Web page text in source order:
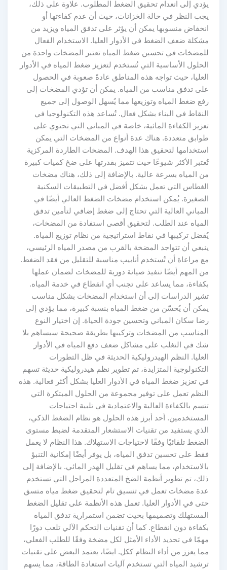
يؤدي إلى انعدام تحقيق الضغط المطلوب. علاوة على ذلك،
يجب النظر في حالة الخزانات، حيث أن عدم كفاءتها أو
انخفاض منسوبها يمكن أن يؤثر على تدفق المياه ويزيد من
مشكلة ضعف الضغط في الأدوار العليا. الاستخدام الفعال
للمضخات في تحسين ضغط المياه تعتبر المضخات واحدة من
الحلول الأساسية التي تُستخدم لتعزيز ضغط المياه في الأدوار
العليا، حيث تواجه هذه المناطق عادةً صعوبة في الحصول
على تدفق مناسب من المياه. يمكن أن تؤدي المضخات إلى
رفع ضغط المياه وتوزيعها مما يُسهل الوصول إلى جميع
النقاط في البناء بشكل فعال. تُساعد هذه التكنولوجيا في
تعزيز الكفاءة المائية، خاصة في المباني التي تحتوي على
طوابق متعددة. هناك عدة أنواع من المضخات التي يمكن
استخدامها لتحقيق هذا الهدف. المضخات الطاردة المركزية
تُعتبر الأكثر شيوعًا حيث تتميز بقدرتها على ضخ كميات كبيرة
من المياه بسرعة عالية. بالإضافة إلى ذلك، هناك مضخات
الغطاس التي تعمل بشكل أفضل في التطبيقات السكنية
الصغيرة. يُمكن استخدام مضخات الضغط العالي أيضًا في
المباني العالية التي تحتاج إلى ضغط إضافي لتأمين تدفق
المياه عند الطلب. لتحقيق أقصى استفادة من المضخات،
يُفضل تركيبها في نقاط استراتيجية من نظام توزيع المياه.
ينبغي أن تتواجد المضخة بالقرب من مصدر المياه الرئيسي،
مع مراعاة أن تُستخدم أنابيب مناسبة للتقليل من فقد الضغط.
من المهم أيضًا تنفيذ صيانة دورية للمضخات لضمان عملها
بكفاءة، مما يساعد على تجنب أي انقطاع في خدمة المياه.
تشير الدراسات إلى أن استخدام المضخات بشكل مناسب
يمكن أن يُحسّن من ضغط المياه بنسبة كبيرة، مما يؤدي إلى
رضا سكان المباني وتحسين جودة الحياة. إن اختيار النوع
المناسب من المضخات وتركيبها بطريقة صحيحة سيساهم بلا
شك في التغلب على مشاكل ضعف دفع المياه في الأدوار
العليا. النظم الهيدروليكية الحديثة في ظل التطورات
التكنولوجية المتزايدة، تم تطوير نظم هيدروليكية حديثة تسهم
في تعزيز ضغط المياه في الأدوار العليا بشكل أكثر فعالية. هذه
النظم تعمل على توفير مجموعة من الحلول المبتكرة التي
تتسم بالكفاءة العالية والاعتمادية في تلبية احتياجات
المستخدمين. أحد أبرز هذه الحلول هو نظام الضغط الذكي،
الذي يستفيد من تقنيات الاستشعار المتقدمة لضبط مستوى
الضغط تلقائيًا وفقًا لاحتياجات الاستهلاك. هذا النظام لا يعمل
فقط على تحسين تدفق المياه، بل يوفر أيضًا إمكانية التنبؤ
بالاستخدام، مما يساهم في تقليل الهدر المائي. بالإضافة إلى
ذلك، تم تطوير أنظمة الضخ المتعددة المراحل التي تستخدم
عدة مضخات تعمل في تنسيق تام لتحقيق ضغط مياه متسق
حتى في الأدوار العليا. تعمل هذه الأنظمة على تقليل الضغط
المستهلك وتصميمها بحيث تضمن استمرارية تدفق المياه
بكفاءة دون انقطاع. كما أن تقنيات التحكم الآلي تلعب دورًا
مهمًا في تحديد الأداء الأمثل لكل مضخة وفقًا للطلب الفعلي،
مما يعزز من أداء النظام ككل. ايضًا، يعتمد البعض على تقنيات
ترشيد المياه التي تستخدم آليات استعادة الطاقة، مما يسهم